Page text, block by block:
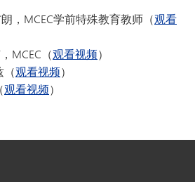
，MCEC学前特殊教育教师（观看
MCEC（观看视频）
（观看视频）
观看视频）